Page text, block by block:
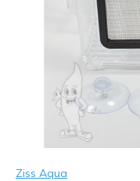
Ziss Aqua